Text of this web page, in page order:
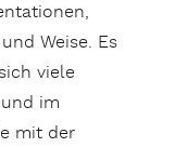
Weise. Es
viele
im
mit der